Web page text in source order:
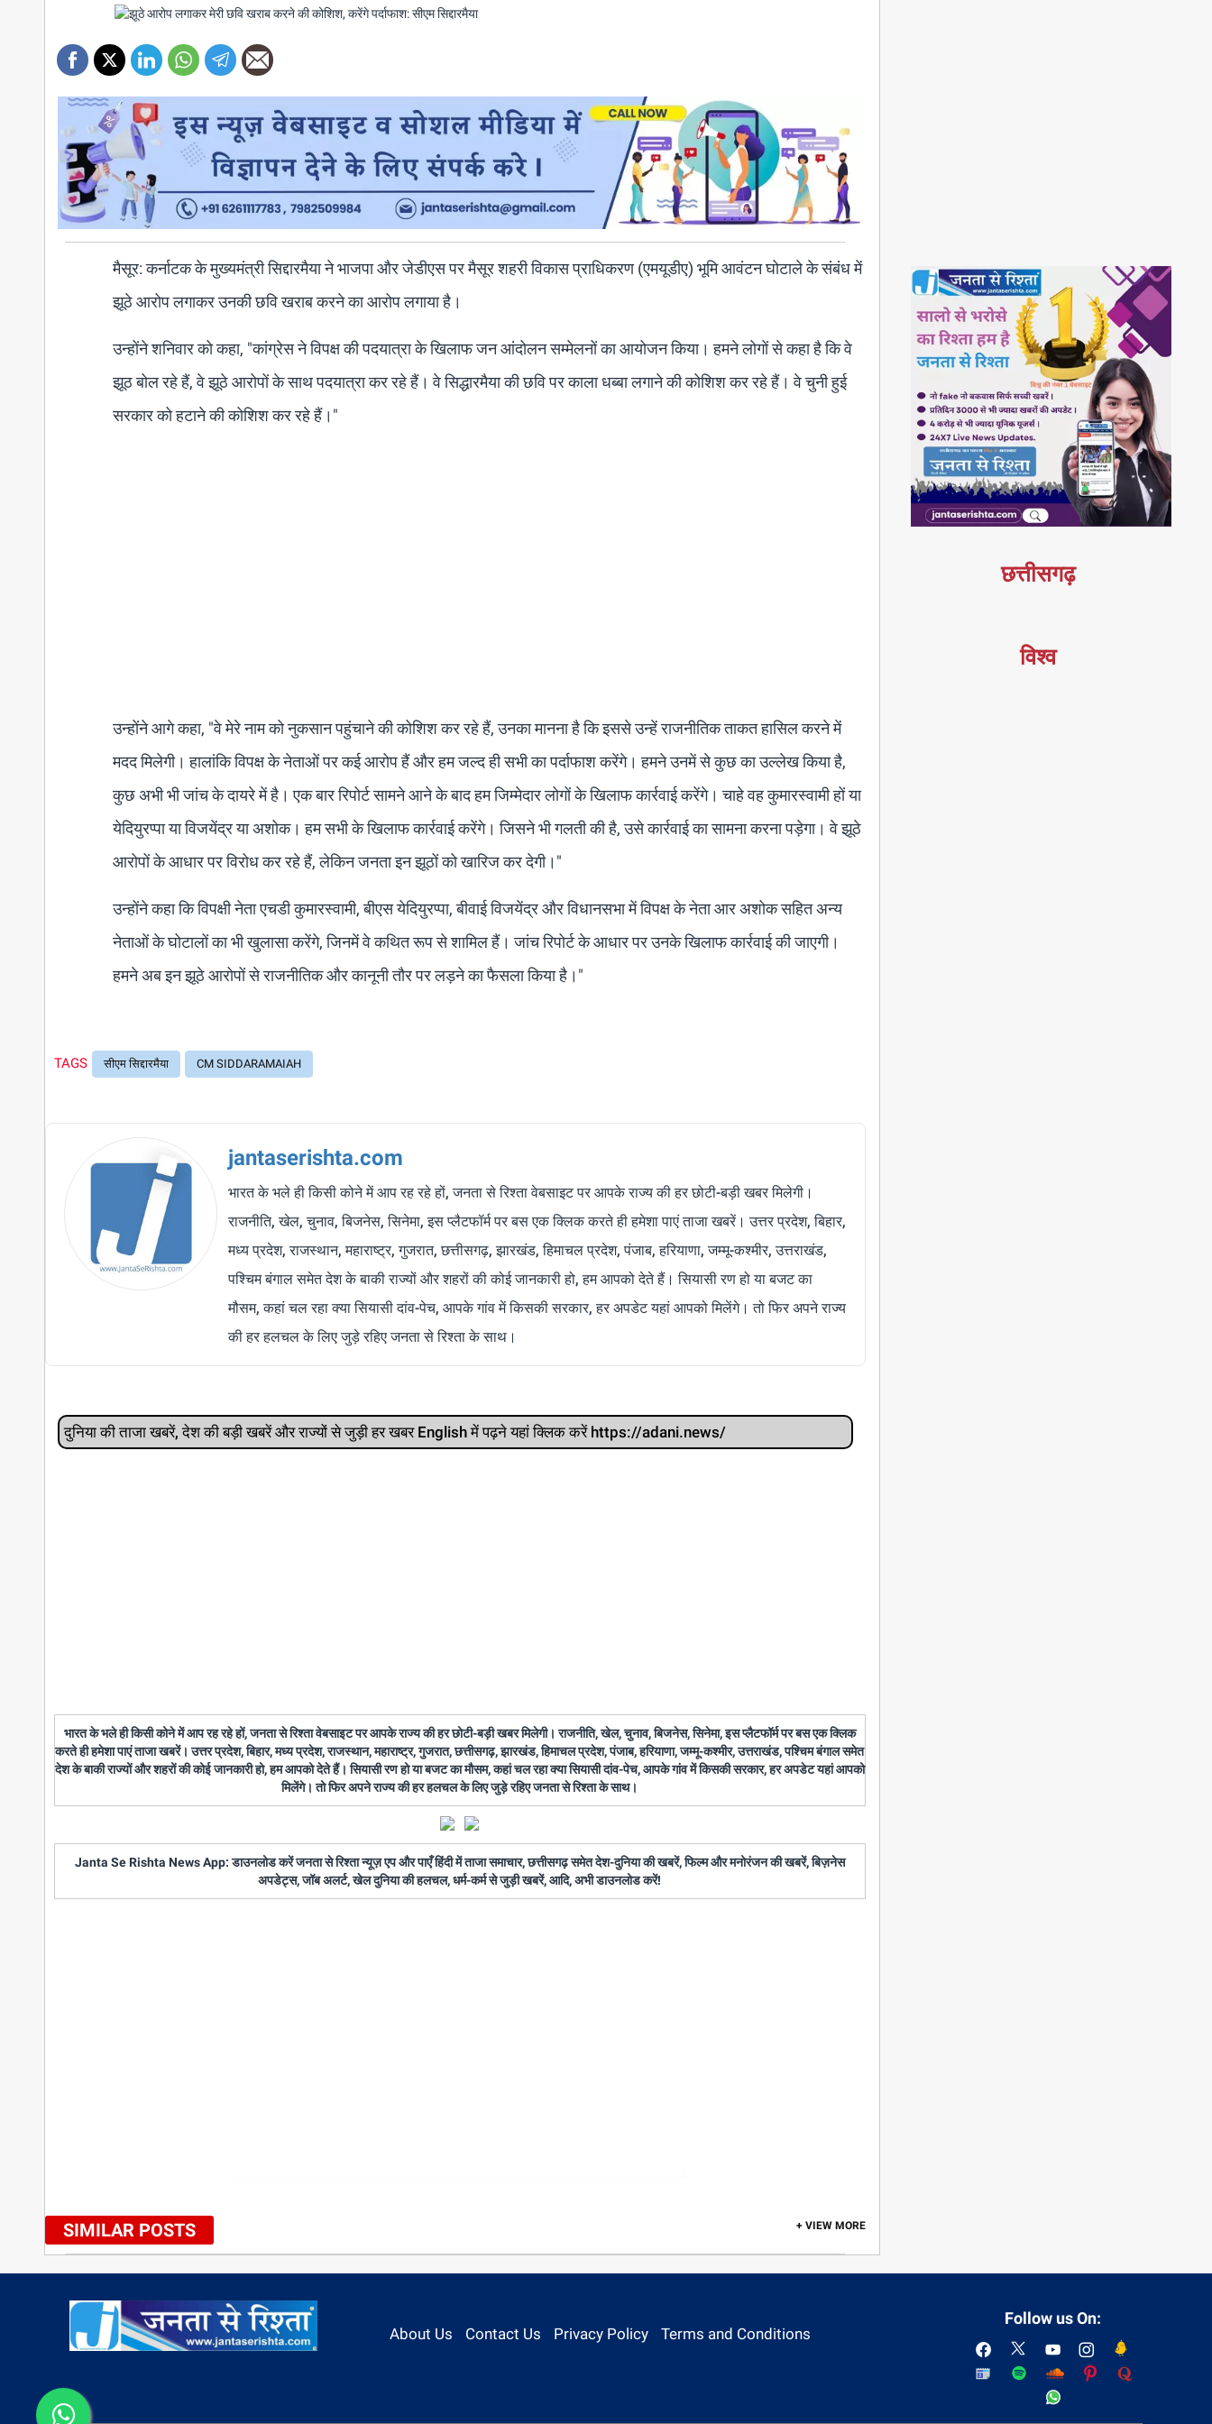
मैसूर: कर्नाटक के मुख्यमंत्री सिद्दारमैया ने भाजपा और जेडीएस पर मैसूर शहरी विकास प्राधिकरण (एमयूडीए) भूमि आवंटन घोटाले के संबंध में
झूठे आरोप लगाकर उनकी छवि खराब करने का आरोप लगाया है।
उन्होंने शनिवार को कहा, "कांग्रेस ने विपक्ष की पदयात्रा के खिलाफ जन आंदोलन सम्मेलनों का आयोजन किया। हमने लोगों से कहा है कि वे
झूठ बोल रहे हैं, वे झूठे आरोपों के साथ पदयात्रा कर रहे हैं। वे सिद्धारमैया की छवि पर काला धब्बा लगाने की कोशिश कर रहे हैं। वे चुनी हुई
सरकार को हटाने की कोशिश कर रहे हैं।"
उन्होंने आगे कहा, "वे मेरे नाम को नुकसान पहुंचाने की कोशिश कर रहे हैं, उनका मानना ​​है कि इससे उन्हें राजनीतिक ताकत हासिल करने में
मदद मिलेगी। हालांकि विपक्ष के नेताओं पर कई आरोप हैं और हम जल्द ही सभी का पर्दाफाश करेंगे। हमने उनमें से कुछ का उल्लेख किया है,
कुछ अभी भी जांच के दायरे में है। एक बार रिपोर्ट सामने आने के बाद हम जिम्मेदार लोगों के खिलाफ कार्रवाई करेंगे। चाहे वह कुमारस्वामी हों या
येदियुरप्पा या विजयेंद्र या अशोक। हम सभी के खिलाफ कार्रवाई करेंगे। जिसने भी गलती की है, उसे कार्रवाई का सामना करना पड़ेगा। वे झूठे
आरोपों के आधार पर विरोध कर रहे हैं, लेकिन जनता इन झूठों को खारिज कर देगी।"
उन्होंने कहा कि विपक्षी नेता एचडी कुमारस्वामी, बीएस येदियुरप्पा, बीवाई विजयेंद्र और विधानसभा में विपक्ष के नेता आर अशोक सहित अन्य
नेताओं के घोटालों का भी खुलासा करेंगे, जिनमें वे कथित रूप से शामिल हैं। जांच रिपोर्ट के आधार पर उनके खिलाफ कार्रवाई की जाएगी।
हमने अब इन झूठे आरोपों से राजनीतिक और कानूनी तौर पर लड़ने का फैसला किया है।"
TAGS सीएम सिद्दारमैया CM SIDDARAMAIAH
jantaserishta.com
भारत के भले ही किसी कोने में आप रह रहे हों, जनता से रिश्ता वेबसाइट पर आपके राज्य की हर छोटी-बड़ी खबर मिलेगी।
राजनीति, खेल, चुनाव, बिजनेस, सिनेमा, इस प्लैटफॉर्म पर बस एक क्लिक करते ही हमेशा पाएं ताजा खबरें। उत्तर प्रदेश, बिहार,
मध्य प्रदेश, राजस्थान, महाराष्ट्र, गुजरात, छत्तीसगढ़, झारखंड, हिमाचल प्रदेश, पंजाब, हरियाणा, जम्मू-कश्मीर, उत्तराखंड,
पश्चिम बंगाल समेत देश के बाकी राज्यों और शहरों की कोई जानकारी हो, हम आपको देते हैं। सियासी रण हो या बजट का
मौसम, कहां चल रहा क्या सियासी दांव-पेच, आपके गांव में किसकी सरकार, हर अपडेट यहां आपको मिलेंगे। तो फिर अपने राज्य
की हर हलचल के लिए जुड़े रहिए जनता से रिश्ता के साथ।
दुनिया की ताजा खबरें, देश की बड़ी खबरें और राज्‍यों से जुड़ी हर खबर English में पढ़ने यहां क्लिक करें https://adani.news/
भारत के भले ही किसी कोने में आप रह रहे हों, जनता से रिश्ता वेबसाइट पर आपके राज्य की हर छोटी-बड़ी खबर मिलेगी। राजनीति, खेल, चुनाव, बिजनेस, सिनेमा, इस प्लैटफॉर्म पर बस एक क्लिक
करते ही हमेशा पाएं ताजा खबरें। उत्तर प्रदेश, बिहार, मध्य प्रदेश, राजस्थान, महाराष्ट्र, गुजरात, छत्तीसगढ़, झारखंड, हिमाचल प्रदेश, पंजाब, हरियाणा, जम्मू-कश्मीर, उत्तराखंड, पश्चिम बंगाल समेत
देश के बाकी राज्यों और शहरों की कोई जानकारी हो, हम आपको देते हैं। सियासी रण हो या बजट का मौसम, कहां चल रहा क्या सियासी दांव-पेच, आपके गांव में किसकी सरकार, हर अपडेट यहां आपको
मिलेंगे। तो फिर अपने राज्य की हर हलचल के लिए जुड़े रहिए जनता से रिश्ता के साथ।
Janta Se Rishta News App: डाउनलोड करें जनता से रिश्ता न्यूज़ एप और पाएँ हिंदी में ताजा समाचार, छत्तीसगढ़ समेत देश-दुनिया की खबरें, फिल्म और मनोरंजन की खबरें, बिज़नेस
अपडेट्स, जॉब अलर्ट, खेल दुनिया की हलचल, धर्म-कर्म से जुड़ी खबरें, आदि, अभी डाउनलोड करें!
SIMILAR POSTS + VIEW MORE
छत्तीसगढ़
विश्व
About Us Contact Us Privacy Policy Terms and Conditions
Follow us On: